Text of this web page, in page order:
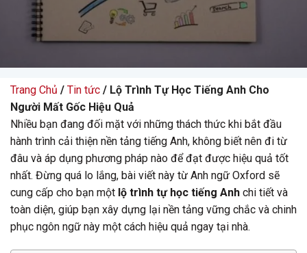
Trang Chủ / Tin tức / Lộ Trình Tự Học Tiếng Anh Cho
Người Mất Gốc Hiệu Quả
Nhiều bạn đang đối mặt với những thách thức khi bắt đầu
hành trình cải thiện nền tảng tiếng Anh, không biết nên đi từ
đâu và áp dụng phương pháp nào để đạt được hiệu quả tốt
nhất. Đừng quá lo lắng, bài viết này từ Anh ngữ Oxford sẽ
cung cấp cho bạn một lộ trình tự học tiếng Anh chi tiết và
toàn diện, giúp bạn xây dựng lại nền tảng vững chắc và chinh
phục ngôn ngữ này một cách hiệu quả ngay tại nhà.